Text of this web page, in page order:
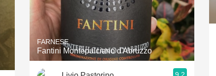
FARNESE
Fantini Montepulciano d'Abruzzo